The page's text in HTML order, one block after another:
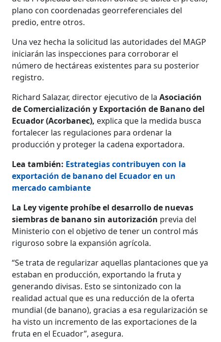
plano con coordenadas georreferenciales del
predio, entre otros.
Una vez hecha la solicitud las autoridades del MAGP
iniciarán las inspecciones para corroborar el
número de hectáreas existentes para su posterior
registro.
Richard Salazar, director ejecutivo de la Asociación
de Comercialización y Exportación de Banano del
Ecuador (Acorbanec), explica que la medida busca
fortalecer las regulaciones para ordenar la
producción y proteger la cadena exportadora.
Lea también: Estrategias contribuyen con la
exportación de banano del Ecuador en un
mercado cambiante
La Ley vigente prohíbe el desarrollo de nuevas
siembras de banano sin autorización previa del
Ministerio con el objetivo de tener un control más
riguroso sobre la expansión agrícola.
“Se trata de regularizar aquellas plantaciones que ya
estaban en producción, exportando la fruta y
generando divisas. Esto se sintonizado con la
realidad actual que es una reducción de la oferta
mundial (de banano), gracias a esa regularización se
ha visto un incremento de las exportaciones de la
fruta en el Ecuador”, asegura.